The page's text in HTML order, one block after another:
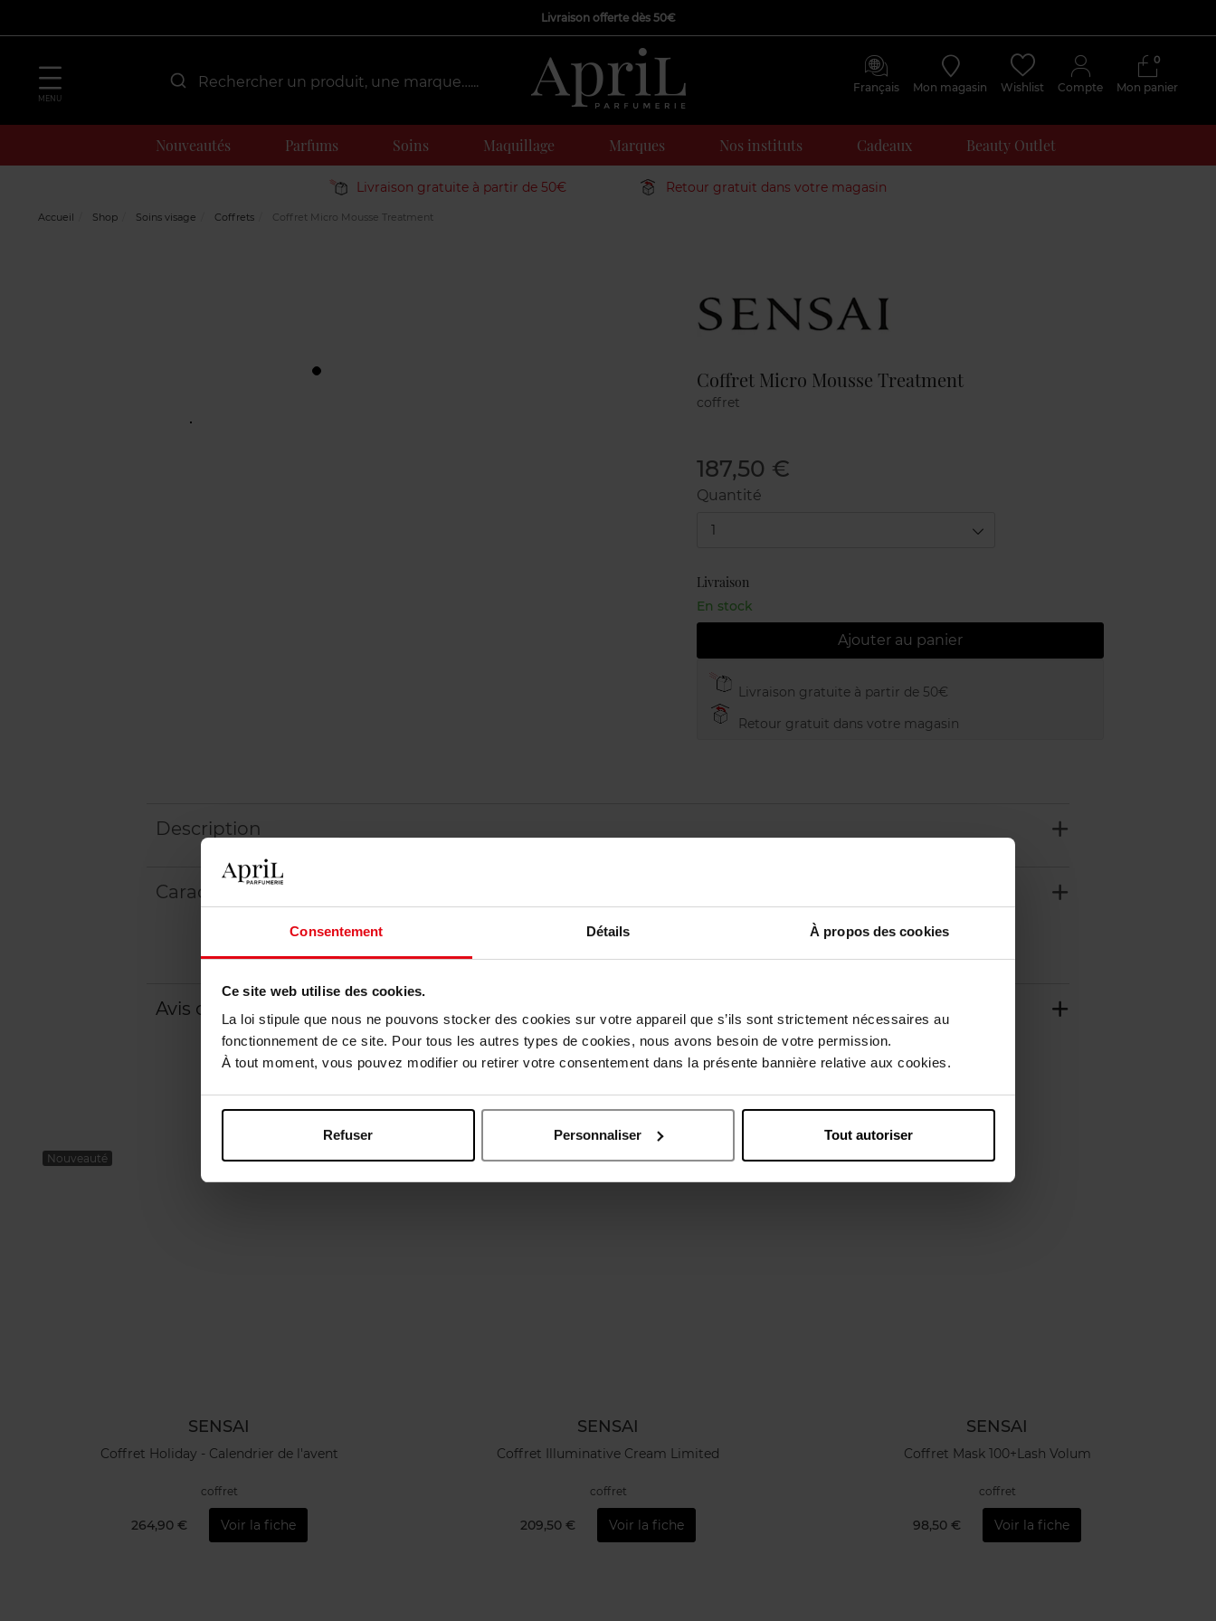
Consentement Détails À propos des cookies
Ce site web utilise des cookies.
La loi stipule que nous ne pouvons stocker des cookies sur votre appareil que s’ils sont strictement nécessaires au
fonctionnement de ce site. Pour tous les autres types de cookies, nous avons besoin de votre permission.
À tout moment, vous pouvez modifier ou retirer votre consentement dans la présente bannière relative aux cookies.
Refuser Personnaliser Tout autoriser
Livraison offerte dès 50€
MENU
Français Mon magasin Wishlist Compte Mon panier
0
Nouveautés Parfums Soins Maquillage Marques Nos instituts Cadeaux Beauty Outlet
Livraison gratuite à partir de 50€ Retour gratuit dans votre magasin
Accueil Shop Soins visage Coffrets Coffret Micro Mousse Treatment
Coffret Micro Mousse Treatment
coffret
187,50 €
Quantité
1
Livraison
En stock
Ajouter au panier
Livraison gratuite à partir de 50€
Retour gratuit dans votre magasin
Description
Caractéristiques
Avis client Politique relative aux avis des clients
Oublié quelque chose ?
Nouveauté
SENSAI
Coffret Holiday - Calendrier de l'avent
coffret
264,90 € Voir la fiche
SENSAI
Coffret Illuminative Cream Limited
coffret
209,50 € Voir la fiche
SENSAI
Coffret Mask 100+Lash Volum
coffret
98,50 € Voir la fiche